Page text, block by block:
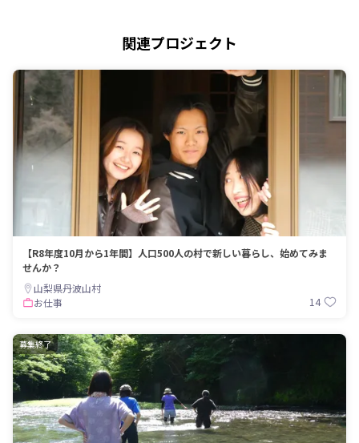
関連プロジェクト
【R8年度10月から1年間】人口500人の村で新しい暮らし、始めてみま
せんか？
山梨県丹波山村
お仕事
14
募集終了